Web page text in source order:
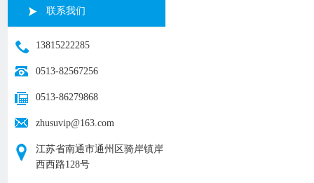
联系我们
13815222285
0513-82567256
0513-86279868
zhusuvip@163.com
江苏省南通市通州区骑岸镇岸
西西路128号